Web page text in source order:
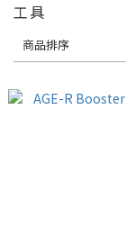
工具
商品排序